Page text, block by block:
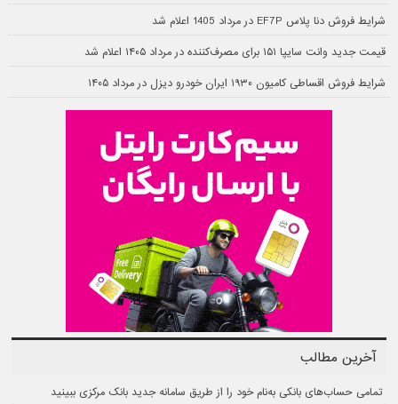
شرایط فروش دنا پلاس EF7P در مرداد 1405 اعلام شد
قیمت جدید وانت سایپا ۱۵۱ برای مصرف‌کننده در مرداد ۱۴۰۵ اعلام شد
شرایط فروش اقساطی کامیون ۱۹۳۰ ایران خودرو دیزل در مرداد ۱۴۰۵
آخرین مطالب
تمامی حساب‌های بانکی به‌نام خود را از طریق سامانه جدید بانک مرکزی ببینید